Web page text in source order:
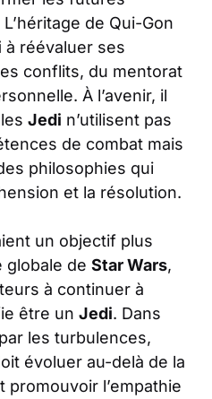
de Qui-Gon
à réévaluer ses
conflits, du mentorat
À l’avenir, il
Jedi n’utilisent pas
de combat mais
philosophies qui
et la résolution.
un objectif plus
globale de Star Wars,
à continuer à
être un Jedi. Dans
les turbulences,
évoluer au-delà de la
promouvoir l’empathie